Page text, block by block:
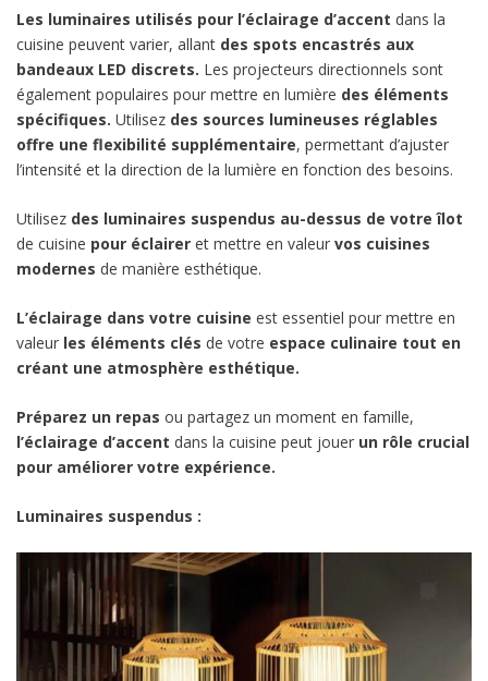
Les luminaires utilisés pour l’éclairage d’accent dans la
cuisine peuvent varier, allant des spots encastrés aux
bandeaux LED discrets. Les projecteurs directionnels sont
également populaires pour mettre en lumière des éléments
spécifiques. Utilisez des sources lumineuses réglables
offre une flexibilité supplémentaire, permettant d’ajuster
l’intensité et la direction de la lumière en fonction des besoins.
Utilisez des luminaires suspendus au-dessus de votre îlot
de cuisine pour éclairer et mettre en valeur vos cuisines
modernes de manière esthétique.
L’éclairage dans votre cuisine est essentiel pour mettre en
valeur les éléments clés de votre espace culinaire tout en
créant une atmosphère esthétique.
Préparez un repas ou partagez un moment en famille,
l’éclairage d’accent dans la cuisine peut jouer un rôle crucial
pour améliorer votre expérience.
Luminaires suspendus :